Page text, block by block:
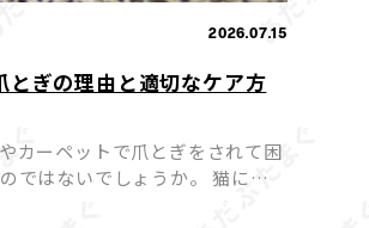
2026.07.15
とぎの理由と適切なケア方
カーペットで爪とぎをされて困
ではないでしょうか。 猫にと